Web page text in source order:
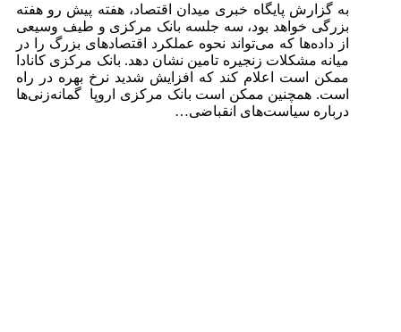
به گزارش پایگاه خبری میدان اقتصاد، هفته پیش رو هفته
بزرگی خواهد بود، سه جلسه بانک مرکزی و طیف وسیعی
از داده‌ها که می‌تواند نحوه عملکرد اقتصادهای بزرگ را در
میانه مشکلات زنجیره تامین نشان دهد. بانک مرکزی کانادا
ممکن است اعلام کند که افزایش شدید نرخ بهره در راه
است. همچنین ممکن است بانک مرکزی اروپا گمانه‌زنی‌ها
درباره سیاست‌های انقباضی…